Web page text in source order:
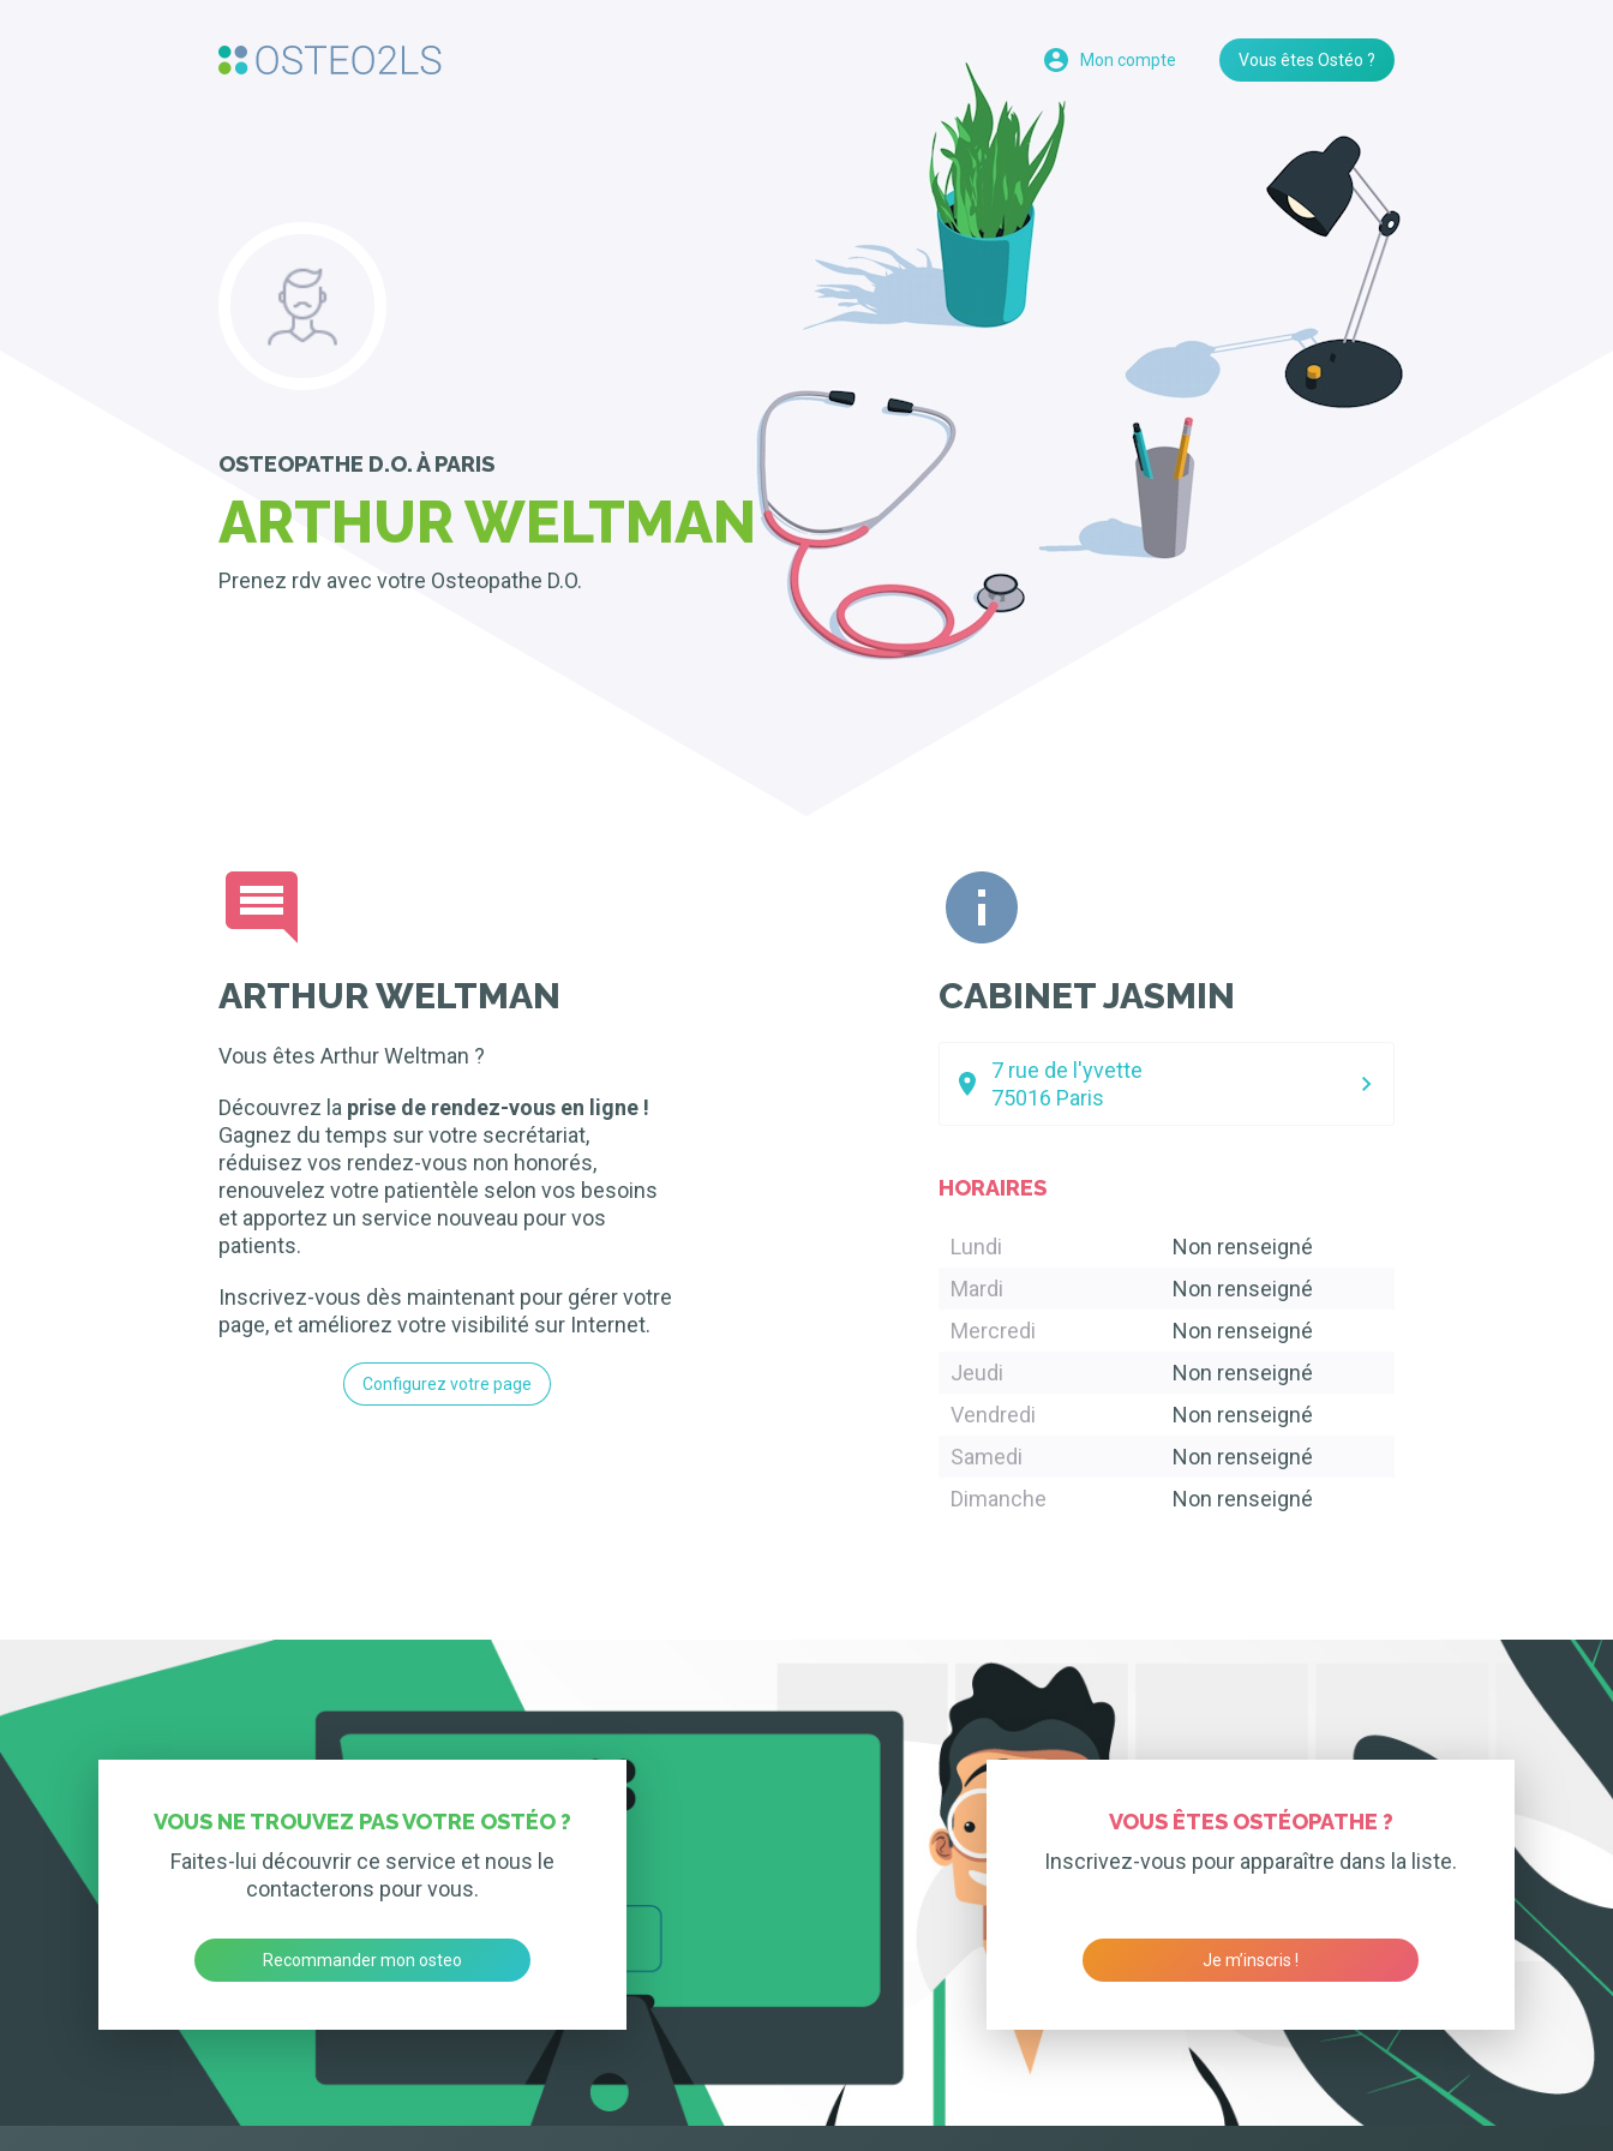
Mon compte Vous êtes Ostéo ?
OSTEOPATHE D.O.À PARIS
ARTHUR WELTMAN
Prenez rdv avec votre Osteopathe D.O.
ARTHUR WELTMAN
Vous êtes Arthur Weltman ?
Découvrez la prise de rendez-vous en ligne !
Gagnez du temps sur votre secrétariat,
réduisez vos rendez-vous non honorés,
renouvelez votre patientèle selon vos besoins
et apportez un service nouveau pour vos
patients.
Inscrivez-vous dès maintenant pour gérer votre
page, et améliorez votre visibilité sur Internet.
Configurez votre page
CABINET JASMIN
7 rue de l'yvette
75016 Paris
HORAIRES
Lundi
Non renseigné
Mardi
Non renseigné
Mercredi
Non renseigné
Jeudi
Non renseigné
Vendredi
Non renseigné
Samedi
Non renseigné
Dimanche
Non renseigné
VOUS NE TROUVEZ PAS VOTRE OSTÉO ?
Faites-lui découvrir ce service et nous le
contacterons pour vous.
Recommander mon osteo
VOUS ÊTES OSTÉOPATHE ?
Inscrivez-vous pour apparaître dans la liste.
Je m’inscris !